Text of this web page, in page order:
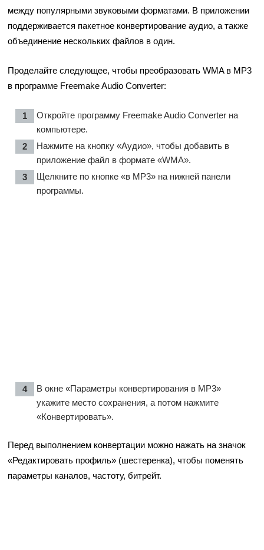
между популярными звуковыми форматами. В приложении
поддерживается пакетное конвертирование аудио, а также
объединение нескольких файлов в один.
Проделайте следующее, чтобы преобразовать WMA в MP3
в программе Freemake Audio Converter:
Откройте программу Freemake Audio Converter на
компьютере.
Нажмите на кнопку «Аудио», чтобы добавить в
приложение файл в формате «WMA».
Щелкните по кнопке «в MP3» на нижней панели
программы.
В окне «Параметры конвертирования в MP3»
укажите место сохранения, а потом нажмите
«Конвертировать».
Перед выполнением конвертации можно нажать на значок
«Редактировать профиль» (шестеренка), чтобы поменять
параметры каналов, частоту, битрейт.